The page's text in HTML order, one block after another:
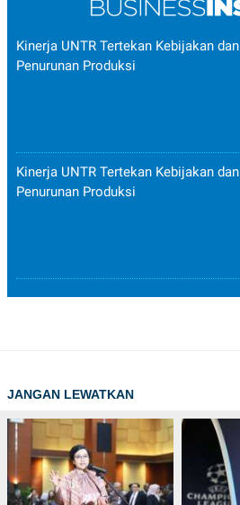
Kinerja UNTR Tertekan Kebijakan dan
Penurunan Produksi
Kinerja UNTR Tertekan Kebijakan dan
Penurunan Produksi
JANGAN LEWATKAN